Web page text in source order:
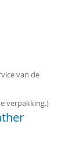
van de
verpakking.)